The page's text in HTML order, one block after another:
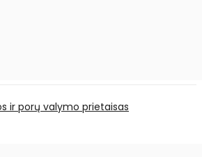
ir porų valymo prietaisas